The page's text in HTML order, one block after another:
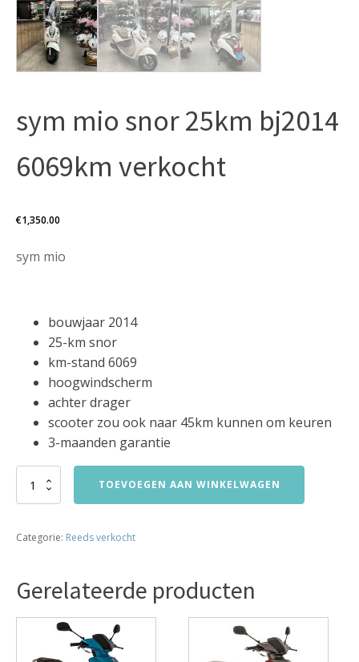
sym mio snor 25km bj2014
6069km verkocht
€1,350.00
sym mio
bouwjaar 2014
25-km snor
km-stand 6069
hoogwindscherm
achter drager
scooter zou ook naar 45km kunnen om keuren
3-maanden garantie
sym
bj2014
aantal
TOEVOEGEN AAN WINKELWAGEN
Categorie: Reeds verkocht
Gerelateerde producten